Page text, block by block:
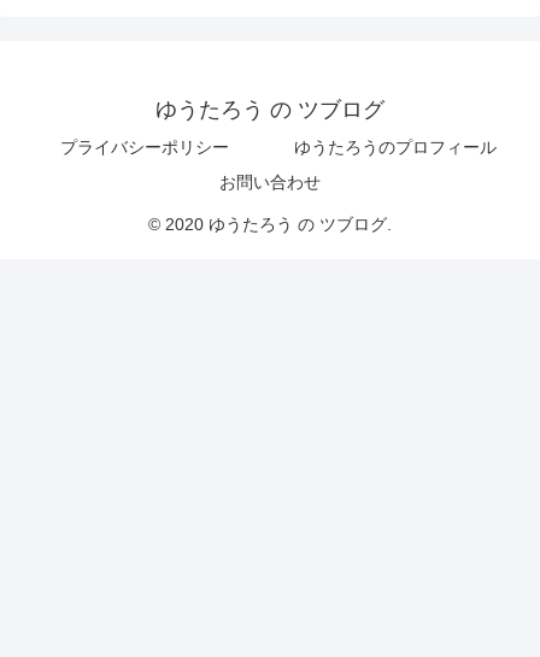
ゆうたろう の ツブログ
プライバシーポリシー
ゆうたろうのプロフィール
お問い合わせ
© 2020 ゆうたろう の ツブログ.